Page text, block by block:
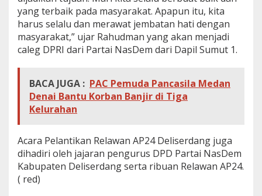
yang terbaik pada masyarakat. Apapun itu, kita
harus selalu dan merawat jembatan hati dengan
masyarakat,” ujar Rahudman yang akan menjadi
caleg DPRI dari Partai NasDem dari Dapil Sumut 1.
BACA JUGA : PAC Pemuda Pancasila Medan
Denai Bantu Korban Banjir di Tiga
Kelurahan
Acara Pelantikan Relawan AP24 Deliserdang juga
dihadiri oleh jajaran pengurus DPD Partai NasDem
Kabupaten Deliserdang serta ribuan Relawan AP24.
( red)